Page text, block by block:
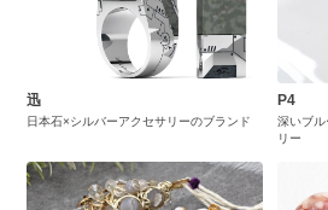
迅
日本石×シルバーアクセサリーのブランド
P4
深いブル
リー